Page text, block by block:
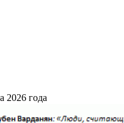
2026 года